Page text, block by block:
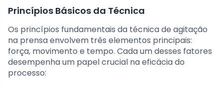
Princípios Básicos da Técnica
Os princípios fundamentais da técnica de agitação
na prensa envolvem três elementos principais:
força, movimento e tempo. Cada um desses fatores
desempenha um papel crucial na eficácia do
processo: